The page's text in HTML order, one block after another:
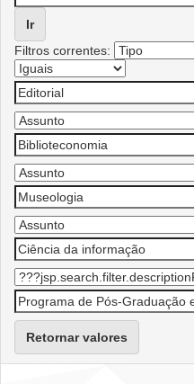
Filtros correntes:
Retornar valores